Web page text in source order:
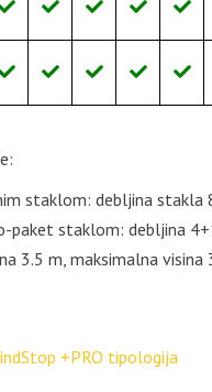
staklom: debljina stakla
paket staklom: debljina
3.5 m, maksimalna visina